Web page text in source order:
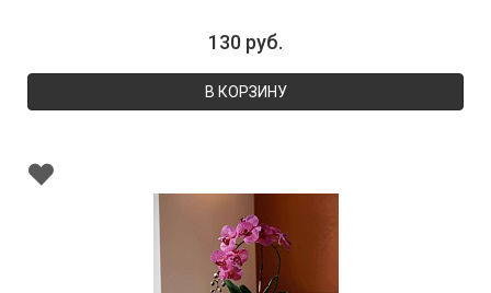
130 руб.
В КОРЗИНУ